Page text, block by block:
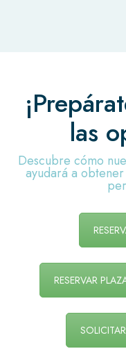
las
Descubre cómo
ayudará a
RESERVAR